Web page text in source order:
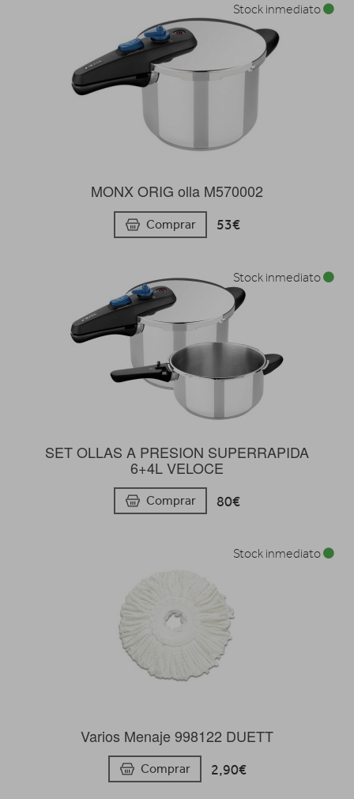
MONX ORIG olla M570002
Comprar 53€
Stock inmediato
SET OLLAS A PRESION SUPERRAPIDA
6+4L VELOCE
Comprar 80€
Stock inmediato
Varios Menaje 998122 DUETT
Comprar 2,90€
Stock inmediato